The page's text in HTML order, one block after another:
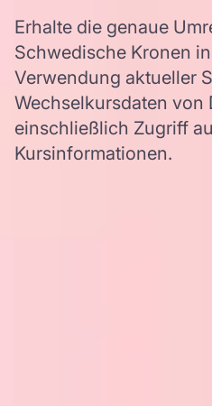
Erhalte die genaue
Schwedische Kronen
Verwendung aktueller
Wechselkursdaten von
einschließlich Zugriff
Kursinformationen.